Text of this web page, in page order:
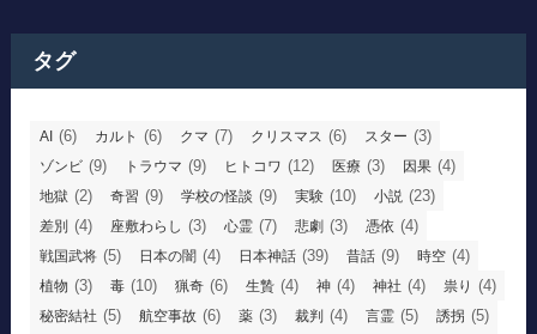
タグ
AI (6) カルト (6) クマ (7) クリスマス (6) スター (3)
ゾンビ (9) トラウマ (9) ヒトコワ (12) 医療 (3) 因果 (4)
地獄 (2) 奇習 (9) 学校の怪談 (9) 実験 (10) 小説 (23)
差別 (4) 座敷わらし (3) 心霊 (7) 悲劇 (3) 憑依 (4)
戦国武将 (5) 日本の闇 (4) 日本神話 (39) 昔話 (9) 時空 (4)
植物 (3) 毒 (10) 猟奇 (6) 生贄 (4) 神 (4) 神社 (4) 祟り (4)
秘密結社 (5) 航空事故 (6) 薬 (3) 裁判 (4) 言霊 (5) 誘拐 (5)